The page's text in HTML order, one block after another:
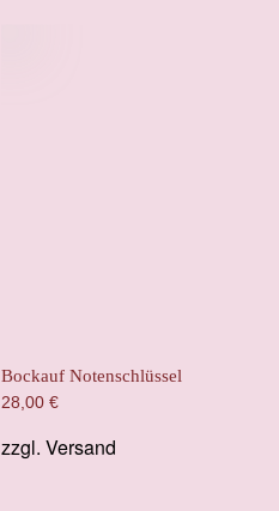
Bockauf Notenschlüssel
28,00 €
zzgl. Versand